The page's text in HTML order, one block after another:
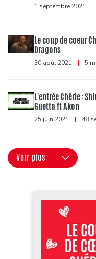
1 septembre 2021 |
Le coup de coeur
Dragons
30 août 2021 | 5
L'entrée Chérie :
Guetta ft Akon
25 juin 2021 | 48
Voir plus